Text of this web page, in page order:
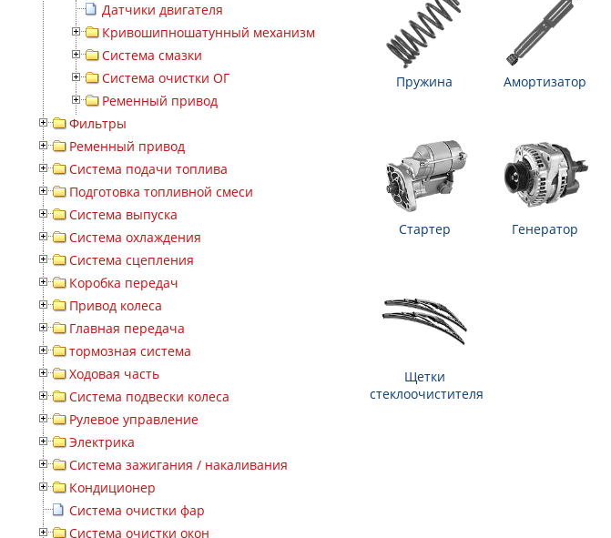
Датчики двигателя
Кривошипношатунный механизм
Система смазки
Система очистки ОГ
Ременный привод
Фильтры
Ременный привод
Система подачи топлива
Подготовка топливной смеси
Система выпуска
Система охлаждения
Система сцепления
Коробка передач
Привод колеса
Главная передача
тормозная система
Ходовая часть
Система подвески колеса
Рулевое управление
Электрика
Система зажигания / накаливания
Кондиционер
Система очистки фар
Система очистки окон
Пружина Амортизатор
Стартер Генератор
Щетки
стеклоочистителя